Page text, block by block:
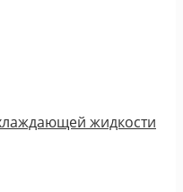
жидкости